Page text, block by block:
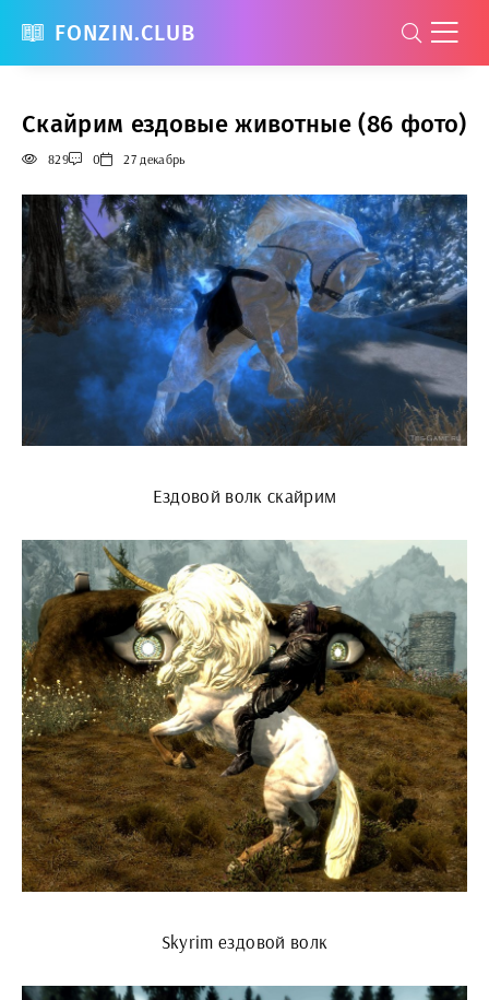
FONZIN.CLUB
Скайрим ездовые животные (86 фото)
829 0 27 декабрь
Ездовой волк скайрим
Skyrim ездовой волк